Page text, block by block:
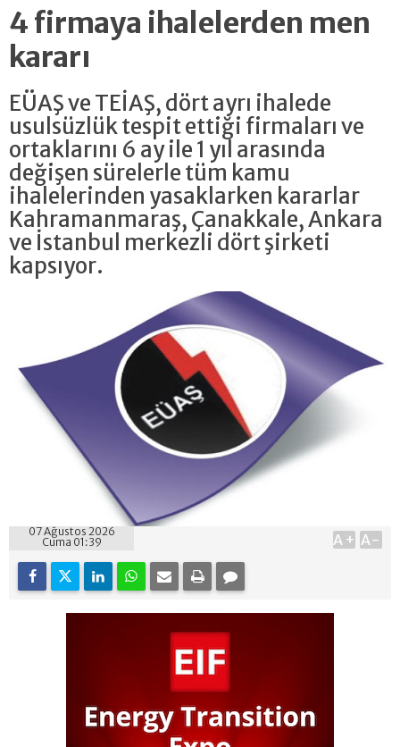
4 firmaya ihalelerden men
kararı
EÜAŞ ve TEİAŞ, dört ayrı ihalede
usulsüzlük tespit ettiği firmaları ve
ortaklarını 6 ay ile 1 yıl arasında
değişen sürelerle tüm kamu
ihalelerinden yasaklarken kararlar
Kahramanmaraş, Çanakkale, Ankara
ve İstanbul merkezli dört şirketi
kapsıyor.
07 Ağustos 2026
Cuma 01:39
A+ A-